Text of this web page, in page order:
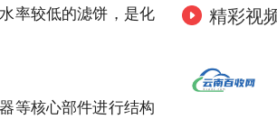
率较低的滤饼，是化
等核心部件进行结构
精彩视